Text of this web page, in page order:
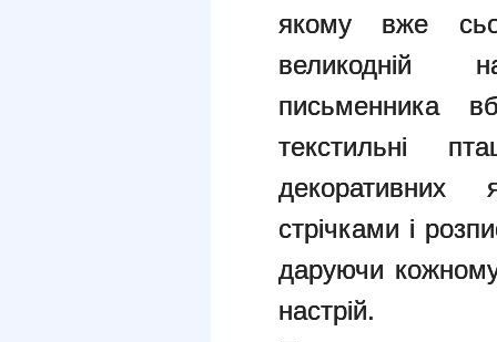
якому вже
великодній
письменника
текстильні
декоративних
стрічками і
даруючи кожному
настрій.